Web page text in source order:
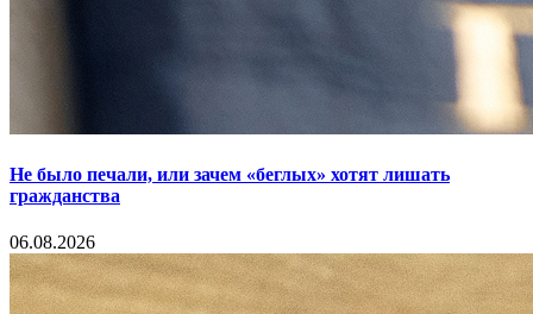
Не было печали, или зачем «беглых» хотят лишать
гражданства
06.08.2026